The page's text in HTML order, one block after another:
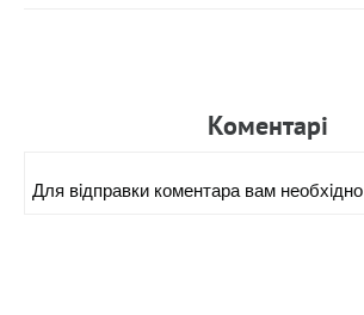
Коментарi
Для вiдправки коментара вам необхiдно